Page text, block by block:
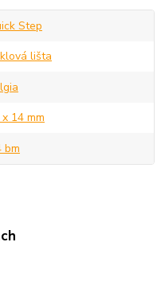
Step
lišta
14 mm
bm